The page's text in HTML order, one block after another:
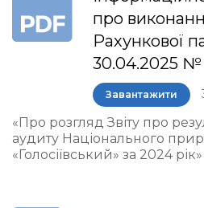
про
Рахункової
30.04.2025 №
Завантажити
«Про розгляд Звіту про
аудиту Національного
«Голосіївський» за 2024 рік»